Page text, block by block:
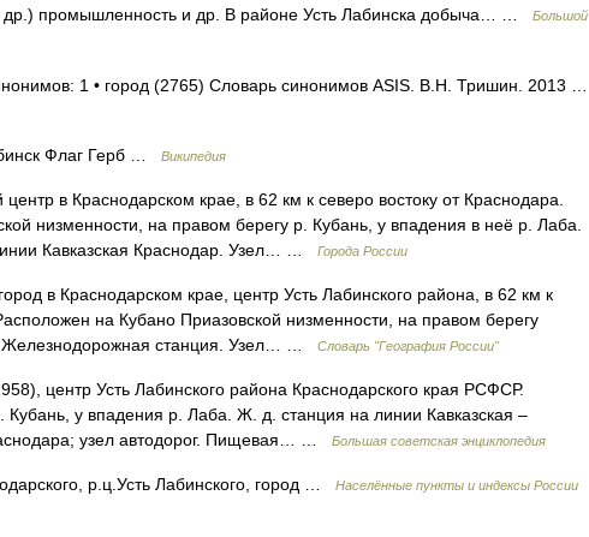
промышленность и др. В районе Усть Лабинска добыча… …
Большой
1 • город (2765) Словарь синонимов ASIS. В.Н. Тришин. 2013 …
Флаг Герб … Википедия
в Краснодарском крае, в 62 км к северо востоку от Краснодара.
низменности, на правом берегу р. Кубань, у впадения в неё р. Лаба.
Кавказская Краснодар. Узел… …
Города России
в Краснодарском крае, центр Усть Лабинского района, в 62 км к
на Кубано Приазовской низменности, на правом берегу
Железнодорожная станция. Узел… …
Словарь "География России"
центр Усть Лабинского района Краснодарского края РСФСР.
у впадения р. Лаба. Ж. д. станция на линии Кавказская –
узел автодорог. Пищевая… …
Большая советская энциклопедия
р.ц.Усть Лабинского, город … Населённые пункты и индексы России